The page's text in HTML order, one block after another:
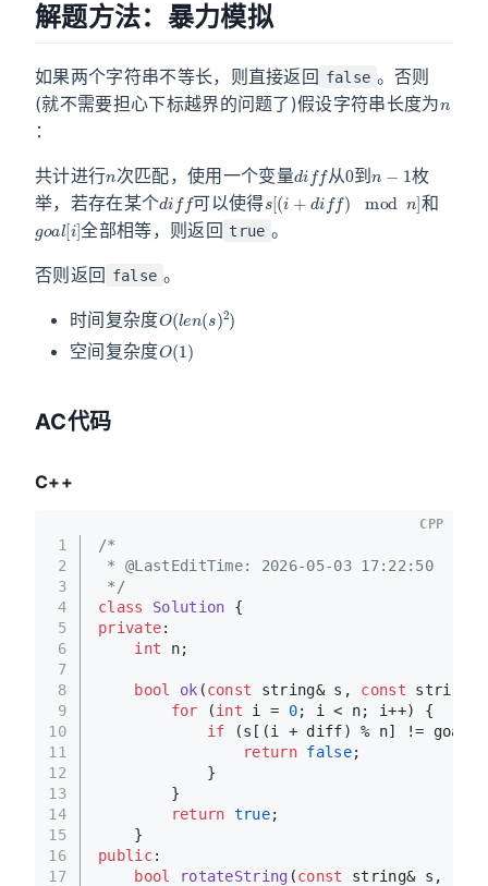
解题方法：暴力模拟
如果两个字符串不等长，则直接返回 false 。否则
(就不需要担心下标越界的问题了)假设字符串长度为
：
共计进行 次匹配，使用一个变量 从 到
枚
举，若存在某个
dif
可以使得
s[(i+diff)modn]
和
goa l[i]
全部相等，则返回 true 。
否则返回 false 。
时间复杂度
空间复杂度
O (1)
AC代码
C++
1
2
3
4
5
6
7
8
9
10
11
12
13
14
15
16
17
/*
* @LastEditTime: 2026-05-03 17:22:50
*/
class
Solution {
private:
int n;
bool ok (const string& s, const
for (int i = 0; i < n; i++) {
if (s[(i + diff) % n] !=
return false;
            }
        }
return true;
    }
public:
bool
rotateString (const string& s,
CPP